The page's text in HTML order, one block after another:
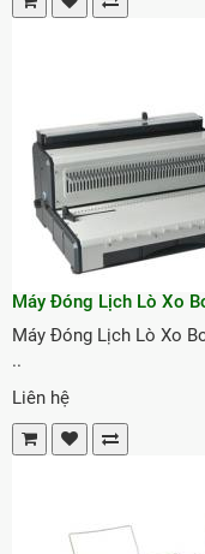
Máy Đóng Lịch Lò Xo
Máy Đóng Lịch Lò Xo
..
Liên hệ